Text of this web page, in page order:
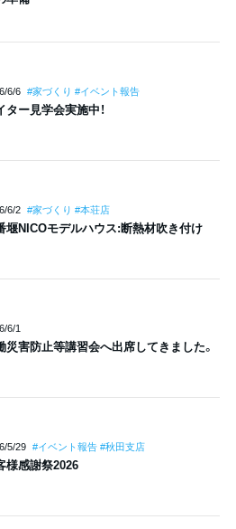
6/6 #家づくり #イベント報告
ター見学会実施中！
6/2 #家づくり #本荘店
堰NICOモデルハウス:断熱材吹き付け
6/1
災害防止等講習会へ出席してきました。
5/29 #イベント報告 #秋田支店
様感謝祭2026